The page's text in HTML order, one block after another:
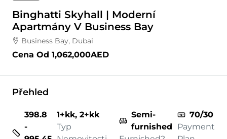
Binghatti Skyhall | Moderní
Apartmány V Business Bay
Business Bay, Dubai
Cena Od 1,062,000AED
Přehled
398.8
-
1+kk, 2+kk
Typ
Semi-
furnished
70/30
Payment